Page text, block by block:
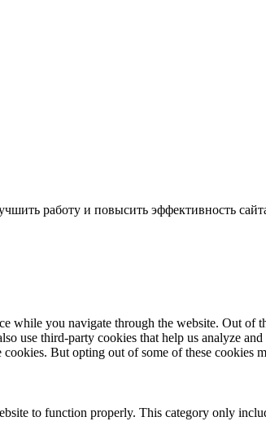
работу и повысить эффективность
while you navigate through the website. Out of
use third-party cookies that help us analyze
But opting out of some of these cookies
to function properly. This category only